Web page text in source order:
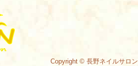
Copyright © 長野ネイルサロ